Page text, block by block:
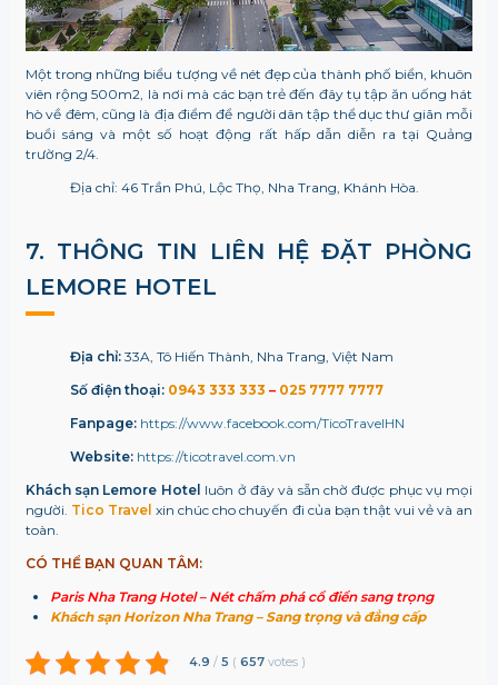
Một trong những biểu tượng về nét đẹp của thành phố biển, khuôn
viên rộng 500m2, là nơi mà các bạn trẻ đến đây tụ tập ăn uống hát
hò về đêm, cũng là địa điểm để người dân tập thể dục thư giãn mỗi
buổi sáng và một số hoạt động rất hấp dẫn diễn ra tại Quảng
trường 2/4.
Địa chỉ: 46 Trần Phú, Lộc Thọ, Nha Trang, Khánh Hòa.
7. THÔNG TIN LIÊN HỆ ĐẶT PHÒNG
LEMORE HOTEL
Địa chỉ: 33A, Tô Hiến Thành, Nha Trang, Việt Nam
Số điện thoại: 0943 333 333 – 025 7777 7777
Fanpage: https://www.facebook.com/TicoTravelHN
Website: https://ticotravel.com.vn
Khách sạn Lemore Hotel luôn ở đây và sẵn chờ được phục vụ mọi
người. Tico Travel xin chúc cho chuyến đi của bạn thật vui vẻ và an
toàn.
CÓ THỂ BẠN QUAN TÂM:
Paris Nha Trang Hotel – Nét chấm phá cổ điển sang trọng
Khách sạn Horizon Nha Trang – Sang trọng và đẳng cấp
4.9 / 5 ( 657 votes )